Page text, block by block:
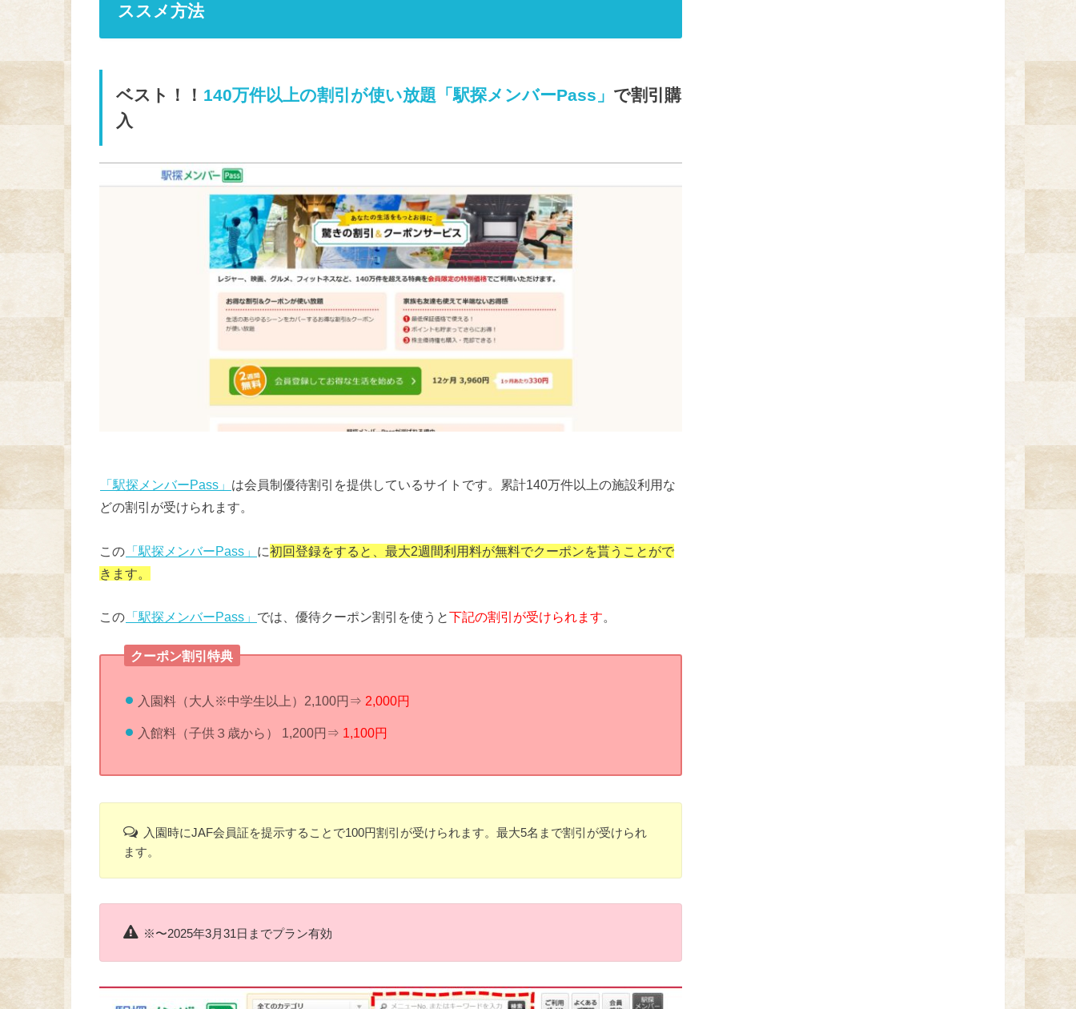
ススメ方法
ベスト！！ 140万件以上の割引が使い放題「駅探メンバーPass」 で割引購
入
「駅探メンバーPass」 は会員制優待割引を提供しているサイトです。累計140万件以上の施設利用な
どの割引が受けられます。
この 「駅探メンバーPass」 に初回登録をすると、最大2週間利用料が無料でクーポンを貰うことがで
きます。
この 「駅探メンバーPass」 では、優待クーポン割引を使うと下記の割引が受けられます。
クーポン割引特典
入園料（大人※中学生以上）2,100円⇒ 2,000円
入館料（子供３歳から） 1,200円⇒ 1,100円
入園時にJAF会員証を提示することで100円割引が受けられます。最大5名まで割引が受けられ
ます。
※〜2025年3月31日までプラン有効